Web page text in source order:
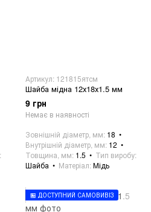
Артикул: 121815ятсм
Шайба мідна 12х18х1.5 мм
9 грн
Немає в наявності
Зовнішній діаметр, мм 18
Внутрішній діаметр, мм 12
Товщина, мм 1.5
Тип виробу
Шайба
Матеріал Мідь
🏪 ДОСТУПНИЙ САМОВИВІЗ